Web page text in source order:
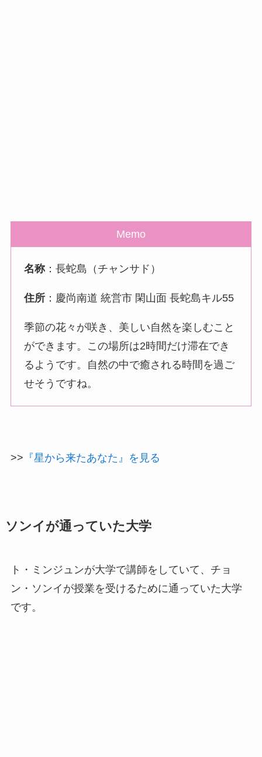
Memo
名称 ：長蛇島（チャンサド）
住所 ：慶尚南道 統営市 閑山面 長蛇島キル55
季節の花々が咲き、美しい自然を楽しむこと
ができます。この場所は2時間だけ滞在でき
るようです。自然の中で癒される時間を過ご
せそうですね。
>> 『星から来たあなた』を見る
ソンイが通っていた大学
ト・ミンジュンが大学で講師をしていて、チョ
ン・ソンイが授業を受けるために通っていた大学
です。